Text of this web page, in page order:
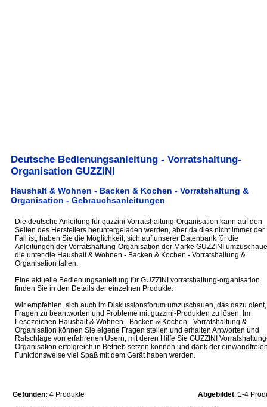
Deutsche Bedienungsanleitung - Vorratshaltung-
Organisation GUZZINI
Haushalt & Wohnen - Backen & Kochen - Vorratshaltung &
Organisation - Gebrauchsanleitungen
Die deutsche Anleitung für guzzini Vorratshaltung-Organisation kann auf den
Seiten des Herstellers heruntergeladen werden, aber da dies nicht immer der
Fall ist, haben Sie die Möglichkeit, sich auf unserer Datenbank für die
Anleitungen der Vorratshaltung-Organisation der Marke GUZZINI
die unter die Haushalt & Wohnen - Backen & Kochen - Vorratshaltung &
Organisation fallen.
Eine aktuelle Bedienungsanleitung für GUZZINI vorratshaltung-organisation
finden Sie in den Details der einzelnen Produkte.
Wir empfehlen, sich auch im Diskussionsforum umzuschauen, das dazu dient,
Fragen zu beantworten und Probleme mit guzzini-Produkten zu lösen. Im
Lesezeichen Haushalt & Wohnen - Backen & Kochen - Vorratshaltung &
Organisation können Sie eigene Fragen stellen und erhalten Antworten und
Ratschläge von erfahrenen Usern, mit deren Hilfe Sie GUZZINI
Organisation erfolgreich in Betrieb setzen können und dank der
Funktionsweise viel Spaß mit dem Gerät haben werden.
Gefunden: 4 Produkte Abgebildet: 1-4